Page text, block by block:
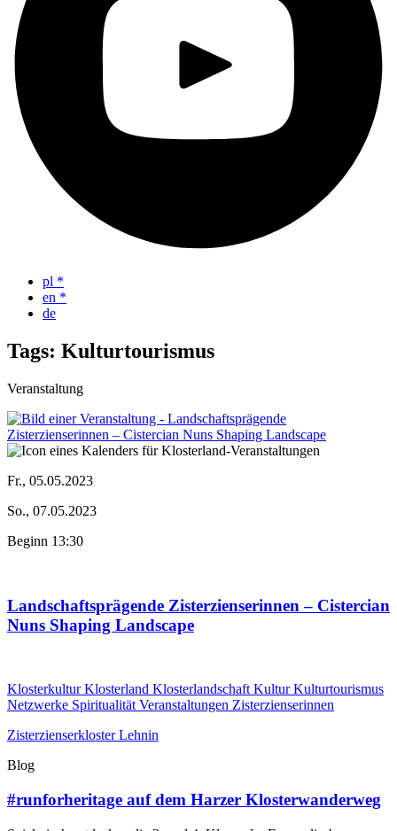
pl *
en *
de
Tags: Kulturtourismus
Veranstaltung
Fr., 05.05.2023
So., 07.05.2023
Beginn 13:30
Landschaftsprägende Zisterzienserinnen – Cistercian
Nuns Shaping Landscape
KlosterkulturKlosterland Klosterlandschaft KulturKulturtourismus
Netzwerke Spiritualität Veranstaltungen Zisterzienserinnen
Zisterzienserkloster Lehnin
Blog
#runforheritage auf dem Harzer Klosterwanderweg